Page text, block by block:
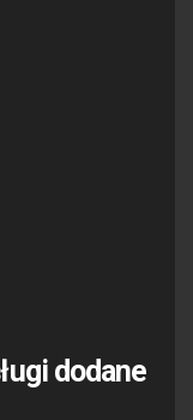
dodane